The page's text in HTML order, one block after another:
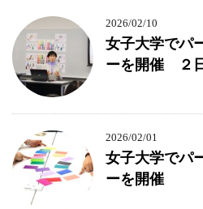
2026/02/10
女子大学でパ
ーを開催 ２
2026/02/01
女子大学でパ
ーを開催